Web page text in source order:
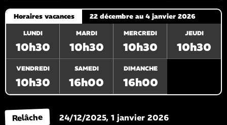
Horaires vacances 22 décembre au 4 janvier 2026
LUNDI
10h30
MARDI
10h30
MERCREDI
10h30
JEUDI
10h30
VENDREDI
10h30
SAMEDI
16h00
DIMANCHE
16h00
Relâche 24/12/2025, 1 janvier 2026